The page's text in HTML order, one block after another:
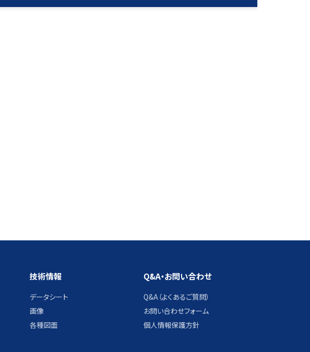
技術情報
データシート
画像
各種図面
Q&A・お問い合わせ
Q&A（よくあるご質問）
お問い合わせフォーム
個人情報保護方針